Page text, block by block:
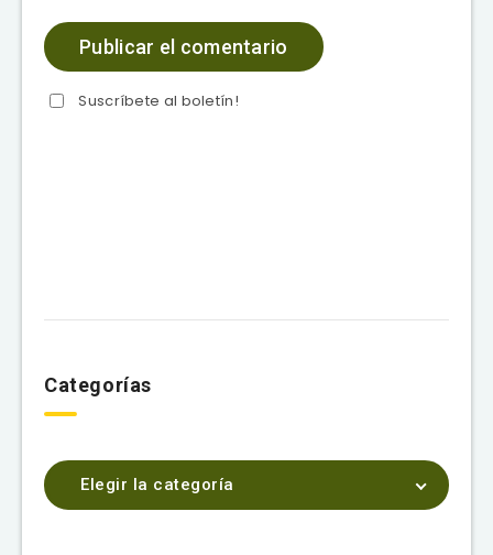
Suscríbete al boletín!
Categorías
Elegir la categoría